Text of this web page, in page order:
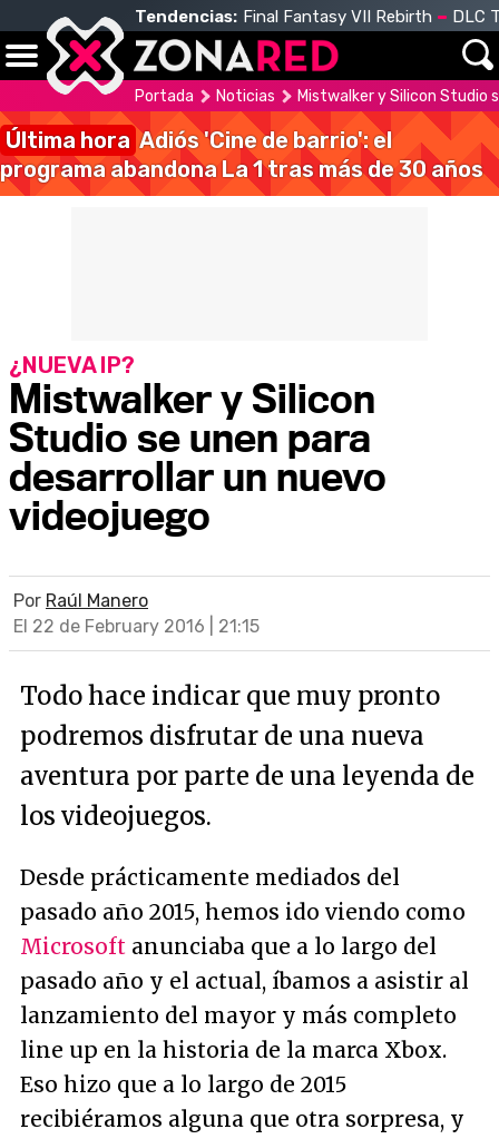
Tendencias: Final Fantasy VII Rebirth DLC
Portada Noticias Mistwalker y Silicon Studio
Última hora Adiós 'Cine de barrio': el
programa abandona La 1 tras más de 30 años
Mistwalker y Silicon
Studio se unen para
desarrollar un nuevo
videojuego
¿NUEVA IP?
Por Raúl Manero
El 22 de February 2016 | 21:15
Todo hace indicar que muy pronto
podremos disfrutar de una nueva
aventura por parte de una leyenda de
los videojuegos.
Desde prácticamente mediados del
pasado año 2015, hemos ido viendo como
Microsoft anunciaba que a lo largo del
pasado año y el actual, íbamos a asistir al
lanzamiento del mayor y más completo
line up en la historia de la marca Xbox.
Eso hizo que a lo largo de 2015
recibiéramos alguna que otra sorpresa, y